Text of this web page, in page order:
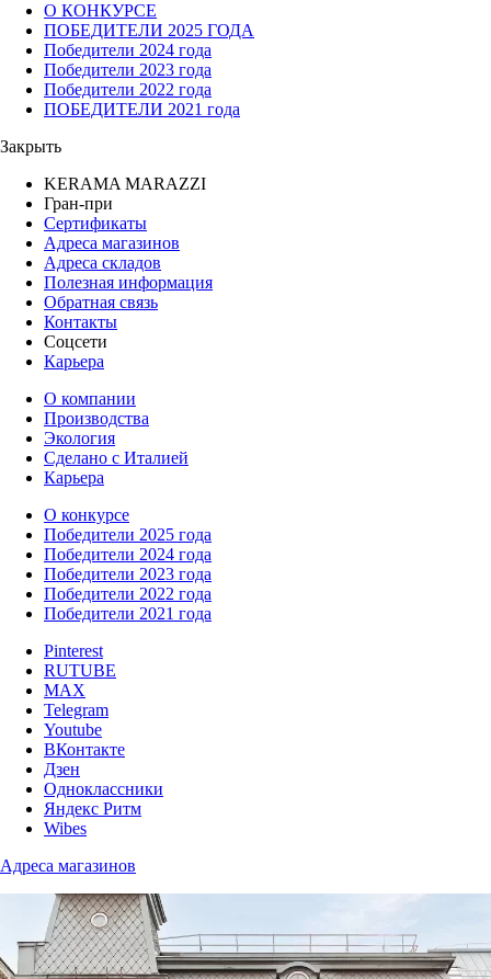
О КОНКУРСЕ
ПОБЕДИТЕЛИ 2025 ГОДА
Победители 2024 года
Победители 2023 года
Победители 2022 года
ПОБЕДИТЕЛИ 2021 года
Закрыть
KERAMA MARAZZI
Гран-при
Сертификаты
Адреса магазинов
Адреса складов
Полезная информация
Обратная связь
Контакты
Соцсети
Карьера
О компании
Производства
Экология
Сделано с Италией
Карьера
О конкурсе
Победители 2025 года
Победители 2024 года
Победители 2023 года
Победители 2022 года
Победители 2021 года
Pinterest
RUTUBE
MAX
Telegram
Youtube
ВКонтакте
Дзен
Одноклассники
Яндекс Ритм
Wibes
Адреса магазинов